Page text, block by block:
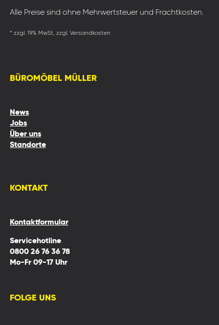
Alle Preise sind ohne Mehrwertsteuer und Frachtkosten.
* zzgl. 19% MwSt, zzgl. Versandkosten
BÜROMÖBEL MÜLLER
News
Jobs
Über uns
Standorte
KONTAKT
Kontaktformular
Servicehotline
0800 26 76 36 78
Mo-Fr 09-17 Uhr
FOLGE UNS